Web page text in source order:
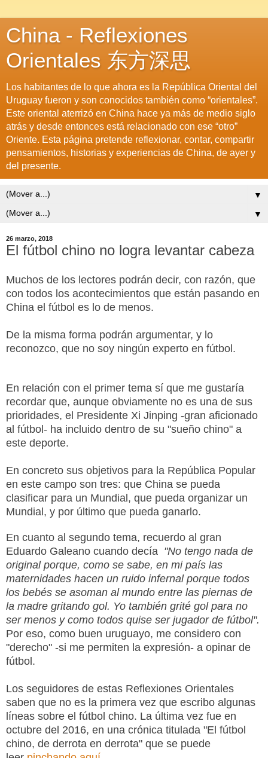
China - Reflexiones
Orientales 东方深思
Los habitantes de lo que ahora es la República Oriental del
Uruguay fueron y son conocidos también como “orientales”.
Este oriental aterrizó en China hace ya más de medio siglo
atrás y desde entonces está relacionado con ese “otro”
Oriente. Esta página pretende reflexionar, contar, compartir
pensamientos, historias y experiencias de China, de ayer y
del presente.
▼
▼
26 marzo, 2018
El fútbol chino no logra levantar cabeza
Muchos de los lectores podrán decir, con razón, que
con todos los acontecimientos que están pasando en
China el fútbol es lo de menos.
De la misma forma podrán argumentar, y lo
reconozco, que no soy ningún experto en fútbol.
En relación con el primer tema sí que me gustaría
recordar que, aunque obviamente no es una de sus
prioridades, el Presidente Xi Jinping -gran aficionado
al fútbol- ha incluido dentro de su "sueño chino" a
este deporte.
En concreto sus objetivos para la República Popular
en este campo son tres: que China se pueda
clasificar para un Mundial, que pueda organizar un
Mundial, y por último que pueda ganarlo.
En cuanto al segundo tema, recuerdo al gran
Eduardo Galeano cuando decía "No tengo nada de
original porque, como se sabe, en mi país las
maternidades hacen un ruido infernal porque todos
los bebés se asoman al mundo entre las piernas de
la madre gritando gol. Yo también grité gol para no
ser menos y como todos quise ser jugador de fútbol".
Por eso, como buen uruguayo, me considero con
"derecho" -si me permiten la expresión- a opinar de
fútbol.
Los seguidores de estas Reflexiones Orientales
saben que no es la primera vez que escribo algunas
líneas sobre el fútbol chino. La última vez fue en
octubre del 2016, en una crónica titulada "El fútbol
chino, de derrota en derrota" que se puede